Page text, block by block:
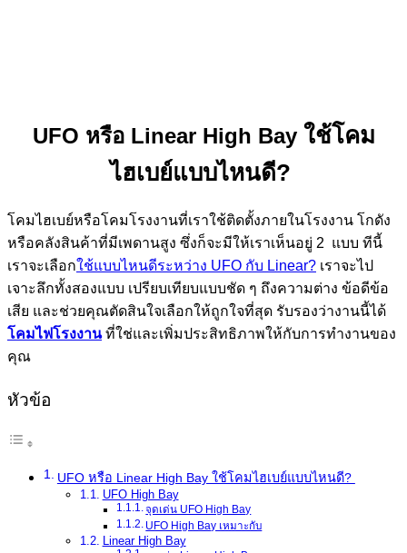
UFO หรือ Linear High Bay ใช้โคม
ไฮเบย์แบบไหนดี?
โคมไฮเบย์หรือโคมโรงงานที่เราใช้ติดตั้งภายในโรงงาน โกดัง
หรือคลังสินค้าที่มีเพดานสูง ซึ่งก็จะมีให้เราเห็นอยู่ 2 แบบ ทีนี้
เราจะเลือกใช้แบบไหนดีระหว่าง UFO กับ Linear? เราจะไป
เจาะลึกทั้งสองแบบ เปรียบเทียบแบบชัด ๆ ถึงความต่าง ข้อดีข้อ
เสีย และช่วยคุณตัดสินใจเลือกให้ถูกใจที่สุด รับรองว่างานนี้ได้
โคมไฟโรงงานที่ใช่และเพิ่มประสิทธิภาพให้กับการทำงานของ
คุณ
หัวข้อ
UFO หรือ Linear High Bay ใช้โคมไฮเบย์แบบไหนดี?
UFO High Bay
จุดเด่น UFO High Bay
UFO High Bay เหมาะกับ
Linear High Bay